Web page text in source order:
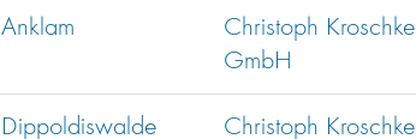
Anklam
Christoph Kroschke
GmbH
Dippoldiswalde Christoph Kroschke